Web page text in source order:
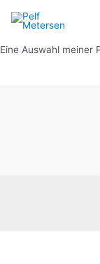
Inhalt
Eine Auswahl meiner